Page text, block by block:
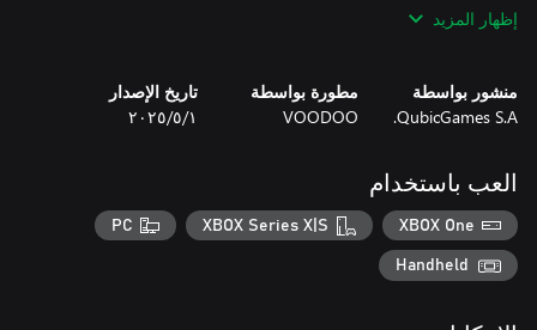
- هزيمة الزعماء على المستويات باستخدام عوائق مثل المفاتيح
والمنصات المعدنية التي لا يمكن حتى لو كرة نارية تسقط بأقصى
إظهار المزيد
منشور بواسطة
QubicGames S.A.
مطورة بواسطة
VOODOO
تاريخ الإصدار
١‏/٥‏/٢٠٢٥
العب باستخدام
XBOX One
XBOX Series X|S
PC
Handheld